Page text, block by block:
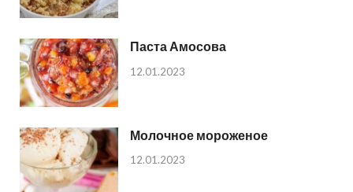
Паста Амосова
12.01.2023
Молочное мороженое
12.01.2023